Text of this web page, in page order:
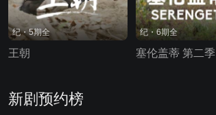
纪・5期全
王朝
纪・6期全
塞伦盖蒂 第二季
新剧预约榜